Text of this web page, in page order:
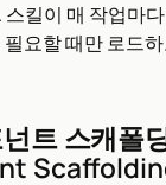
킬이 매 작업마
요할 때만 로드
트 스캐폴